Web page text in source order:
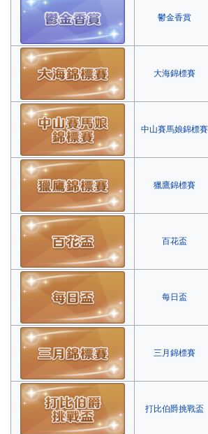
鬱金香賞
大海錦標賽
中山賽馬娘錦標賽
獵鷹錦標賽
百花盃
每日盃
三月錦標賽
打比伯爵挑戰盃